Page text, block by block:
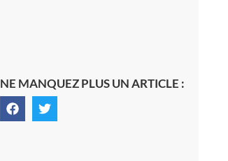
NE MANQUEZ PLUS UN ARTICLE :